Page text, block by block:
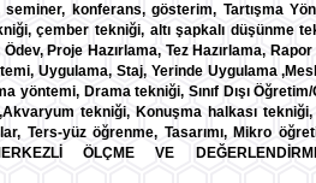
konferans, gösterim, Tartışma
çember tekniği, altı şapkalı düşünme
Proje Hazırlama, Tez Hazırlama, Rapor
Uygulama, Staj, Yerinde Uygulama
Drama tekniği, Sınıf Dışı
tekniği, Konuşma halkası
Ters-yüz öğrenme, Tasarımı, Mikro
ÖLÇME VE